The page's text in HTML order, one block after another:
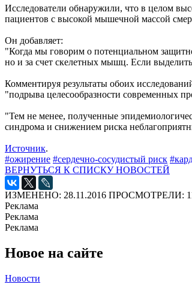
Исследователи обнаружили, что в целом
пациентов с высокой мышечной массой
Он добавляет:
"Когда мы говорим о потенциальном
но и за счет скелетных мышц. Если
Комментируя результаты обоих
"подрыва целесообразности современных
"Тем не менее, полученные
синдрома и снижением риска
Источник.
#ожирение #сердечно-сосудистый риск
ВЕРНУТЬСЯ К СПИСКУ НОВОСТЕЙ
ИЗМЕНЕНО: 28.11.2016 ПРОСМОТРЕЛИ:
Реклама
Реклама
Реклама
Новое на сайте
Новости